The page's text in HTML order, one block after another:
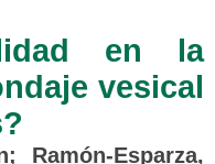
en la
vesical
; Ramón-Esparza,